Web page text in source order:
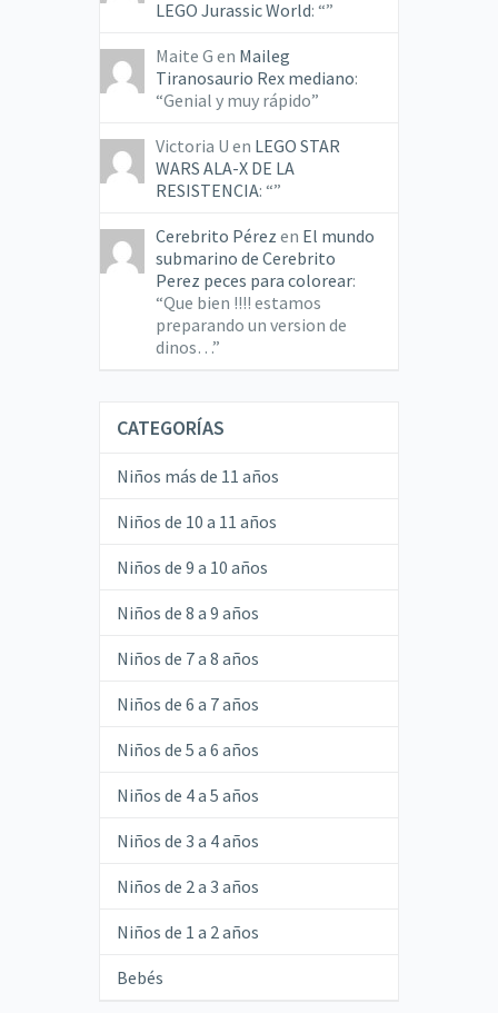
LEGO Jurassic World: “”
Maite G en Maileg
Tiranosaurio Rex mediano:
“Genial y muy rápido”
Victoria U en LEGO STAR
WARS ALA-X DE LA
RESISTENCIA: “”
Cerebrito Pérez en El mundo
submarino de Cerebrito
Perez peces para colorear:
“Que bien !!!! estamos
preparando un version de
dinos… ”
CATEGORÍAS
Niños más de 11 años
Niños de 10 a 11 años
Niños de 9 a 10 años
Niños de 8 a 9 años
Niños de 7 a 8 años
Niños de 6 a 7 años
Niños de 5 a 6 años
Niños de 4 a 5 años
Niños de 3 a 4 años
Niños de 2 a 3 años
Niños de 1 a 2 años
Bebés